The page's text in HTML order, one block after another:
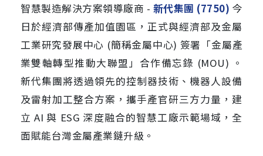
智慧製造解決方案領導廠商 - 新代集團 (7750) 今
日於經濟部傳產加值園區，正式與經濟部及金屬
工業研究發展中心 (簡稱金屬中心) 簽署「金屬產
業雙軸轉型推動大聯盟」合作備忘錄 (MOU) 。
新代集團將透過領先的控制器技術、機器人設備
及雷射加工整合方案，攜手產官研三方力量，建
立 AI 與 ESG 深度融合的智慧工廠示範場域，全
面賦能台灣金屬產業鏈升級。